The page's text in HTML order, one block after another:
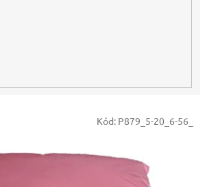
Kód: P879_5-20_6-56_